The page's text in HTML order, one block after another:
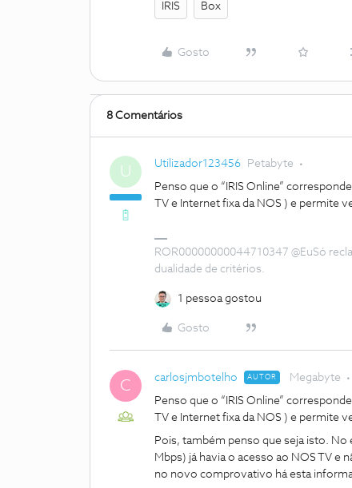
IRIS Box
Gosto
8 Comentários
U Utilizador123456 Petabyte
Penso que o “IRIS Online”
TV e Internet fixa da NOS ) e permite
ROR00000000044710347 @EuSó
dualidade de critérios.
1 pessoa gostou
Gosto
C carlosjmbotelho AUTOR Megabyte
Penso que o “IRIS Online”
TV e Internet fixa da NOS ) e permite
Pois, também penso que seja isto.
Mbps) já havia o acesso ao NOS TV e
no novo comprovativo há esta